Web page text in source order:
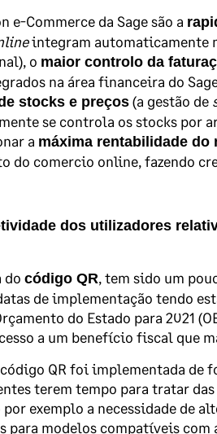
e-Commerce da Sage são a
integram automaticamente
o maior controlo da
na área financeira do
stocks e preços(a gestão de
se controla os stocks por
a máxima rentabilidade do
do comercio online, fazendo
dos utilizadores
do código QR, tem sido um
de implementação tendo
do Estado para 2021
a um benefício fiscal que
QR foi implementada
terem tempo para tratar
exemplo a necessidade de
para modelos compatíveis